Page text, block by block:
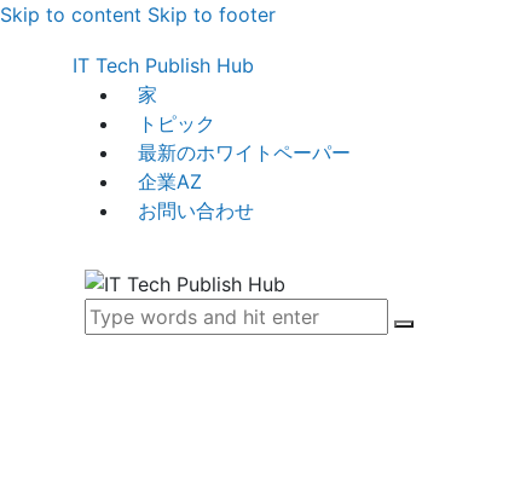
Skip to content Skip to footer
IT Tech Publish Hub
家
トピック
最新のホワイトペーパー
企業AZ
お問い合わせ